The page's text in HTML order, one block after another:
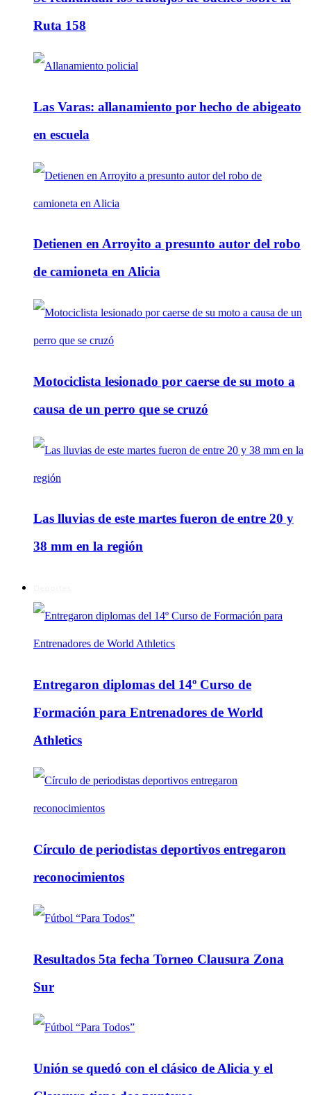
Ruta 158
Las Varas: allanamiento por hecho de abigeato
en escuela
Detienen en Arroyito a presunto autor del robo
de camioneta en Alicia
Motociclista lesionado por caerse de su moto a
causa de un perro que se cruzó
Las lluvias de este martes fueron de entre 20 y
38 mm en la región
Entregaron diplomas del 14º Curso de
Formación para Entrenadores de World
Athletics
Círculo de periodistas deportivos entregaron
reconocimientos
Resultados 5ta fecha Torneo Clausura Zona
Sur
Unión se quedó con el clásico de Alicia y el